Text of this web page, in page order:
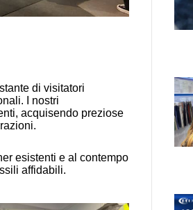
di visitatori
I nostri
acquisendo preziose
esistenti e al contempo
affidabili.